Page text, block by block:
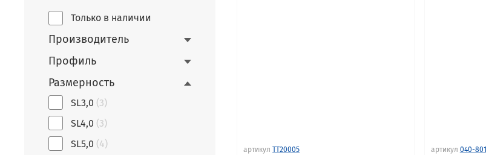
артикул TT20005 артикул 040-
Только в наличии
Производитель
Профиль
Размерность
SL3,0 (3)
SL4,0 (3)
SL5,0 (4)